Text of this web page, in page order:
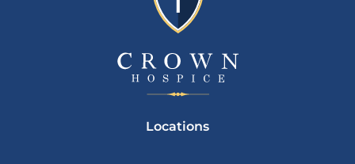
Locations